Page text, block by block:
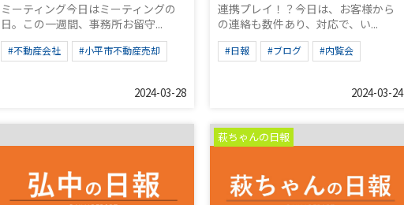
ミーティング今日はミーティングの
日。この一週間、事務所お留守...
#不動産会社 #小平市不動産売却
2024-03-28
連携プレイ！？今日は、お客様から
の連絡も数件あり、対応で、い...
#日報 #ブログ #内覧会
2024-03-24
萩ちゃんの日報